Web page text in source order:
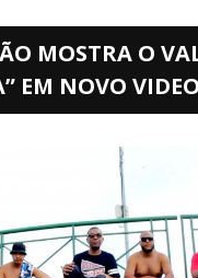
MOSTRA O
EM NOVO